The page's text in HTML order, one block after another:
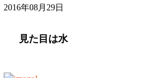
2016年08月29日
見た目は水